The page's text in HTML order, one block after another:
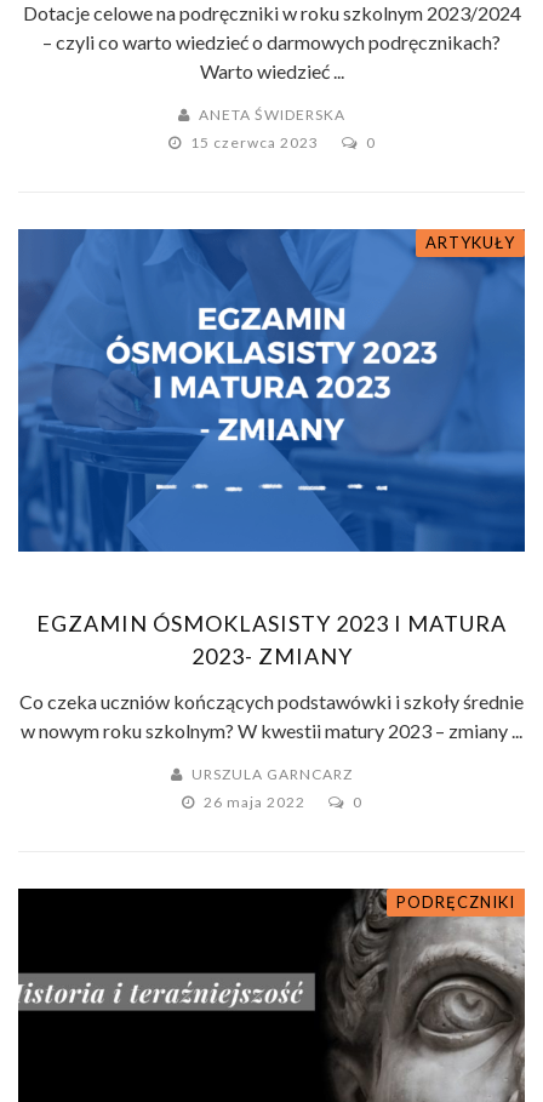
Dotacje celowe na podręczniki w roku szkolnym 2023/2024
– czyli co warto wiedzieć o darmowych podręcznikach?
Warto wiedzieć ...
ANETA ŚWIDERSKA
15 czerwca 2023
0
ARTYKUŁY
EGZAMIN ÓSMOKLASISTY 2023 I MATURA
2023- ZMIANY
Co czeka uczniów kończących podstawówki i szkoły średnie
w nowym roku szkolnym? W kwestii matury 2023 – zmiany ...
URSZULA GARNCARZ
26 maja 2022
0
PODRĘCZNIKI